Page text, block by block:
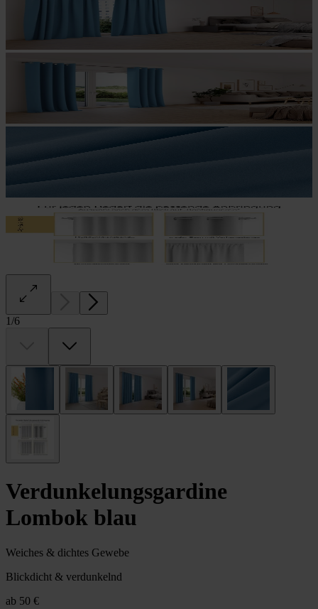
1/6
Verdunkelungs­gardine
Lombok blau
Weiches & dichtes Gewebe
Blickdicht & verdunkelnd
ab 50 €